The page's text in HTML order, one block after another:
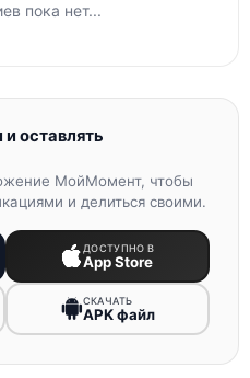
пока нет...
оставлять
МойМомент, чтобы
и делиться своими.
ДОСТУПНО В
App Store
СКАЧАТЬ
APK файл